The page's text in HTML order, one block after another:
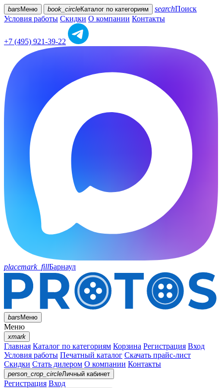
bars Меню book_circleКаталог по категориям searchПоиск
Условия работы Скидки О компании Контакты
+7 (495) 921-39-22
placemark_fillБарнаул
barsМеню
Меню
xmark
Главная Каталог по категориям Корзина Регистрация Вход
Условия работы Печатный каталог Скачать прайс-лист
Скидки Стать дилером О компании Контакты
person_crop_circleЛичный кабинет
Регистрация Вход